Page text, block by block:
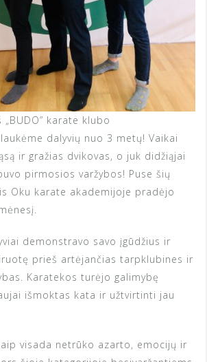
karate klubo
dalyvių nuo 3 metų! Vaikai
ir gražias dvikovas, o juk didžiąjai
pirmosios varžybos! Puse šių
Oku karate akademijoje pradėjo
demonstravo savo įgūdžius ir
prieš artėjančias tarpklubines ir
Karatekos turėjo galimybę
išmoktas kata ir užtvirtinti jau
visada netrūko azarto, emocijų ir